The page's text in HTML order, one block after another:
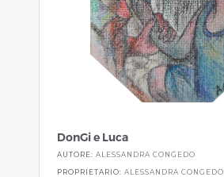
DonGi e Luca
AUTORE:ALESSANDRA CONGEDO
PROPRIETARIO:ALESSANDRA CONGEDO